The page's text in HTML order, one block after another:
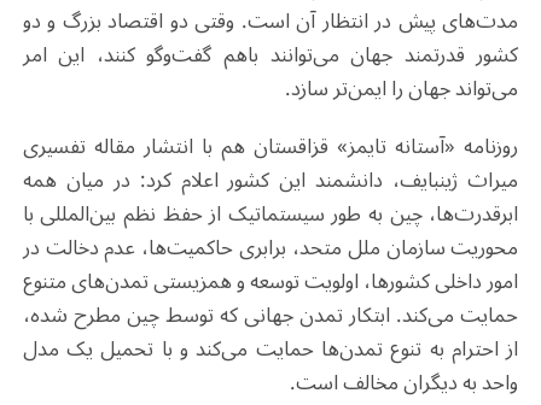
مدت‌های پیش در انتظار آن است. وقتی دو اقتصاد بزرگ و دو
کشور قدرتمند جهان می‌توانند باهم گفت‌وگو کنند، این امر
می‌تواند جهان را ایمن‌تر سازد.
روزنامه «آستانه تایمز» قزاقستان هم با انتشار مقاله تفسیری
میراث ژینبایف، دانشمند این کشور اعلام کرد: در میان همه
ابرقدرت‌ها، چین به طور سیستماتیک از حفظ نظم بین‌المللی با
محوریت سازمان ملل متحد، برابری حاکمیت‌ها، عدم دخالت در
امور داخلی کشورها، اولویت توسعه و همزیستی تمدن‌های متنوع
حمایت می‌کند. ابتکار تمدن جهانی که توسط چین مطرح شده،
از احترام به تنوع تمدن‌ها حمایت می‌کند و با تحمیل یک مدل
واحد به دیگران مخالف است.